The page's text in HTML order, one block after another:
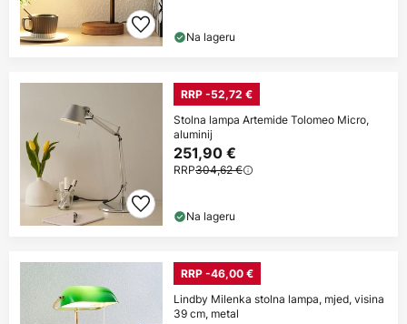
Na lageru
RRP -52,72 €
Stolna lampa Artemide Tolomeo Micro,
aluminij
251,90 €
RRP304,62 €
Na lageru
RRP -46,00 €
Lindby Milenka stolna lampa, mjed, visina
39 cm, metal